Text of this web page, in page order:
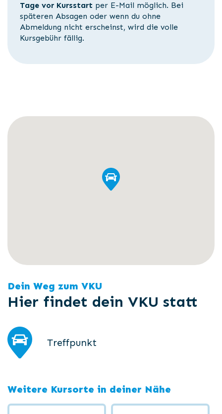
Tage vor Kursstart per E-Mail möglich. Bei
späteren Absagen oder wenn du ohne
Abmeldung nicht erscheinst, wird die volle
Kursgebühr fällig.
Dein Weg zum VKU
Hier findet dein VKU statt
Treffpunkt
Weitere Kursorte in deiner Nähe